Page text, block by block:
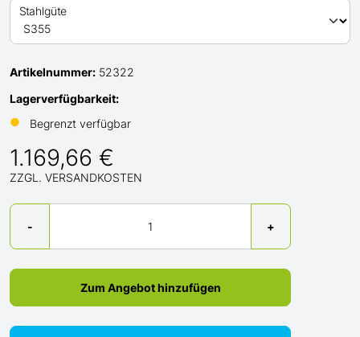
Stahlgüte
Artikelnummer: 52322
Lagerverfügbarkeit:
●
Begrenzt verfügbar
1.169,66 €
ZZGL. VERSANDKOSTEN
-
Menge
+
Zum Angebot hinzufügen